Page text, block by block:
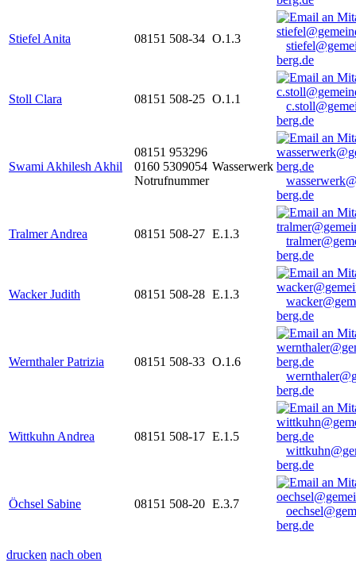
Stiefel Anita 08151 508-34 O.1.3
berg.de
Stoll Clara 08151 508-25 O.1.1
berg.de
Swami Akhilesh Akhil
08151 953296
0160 5309054
Notrufnummer
Wasserwerk
berg.de
Tralmer Andrea 08151 508-27 E.1.3
berg.de
Wacker Judith 08151 508-28 E.1.3
berg.de
Wernthaler Patrizia 08151 508-33 O.1.6
berg.de
Wittkuhn Andrea 08151 508-17 E.1.5
berg.de
Öchsel Sabine 08151 508-20 E.3.7
berg.de
drucken nach oben